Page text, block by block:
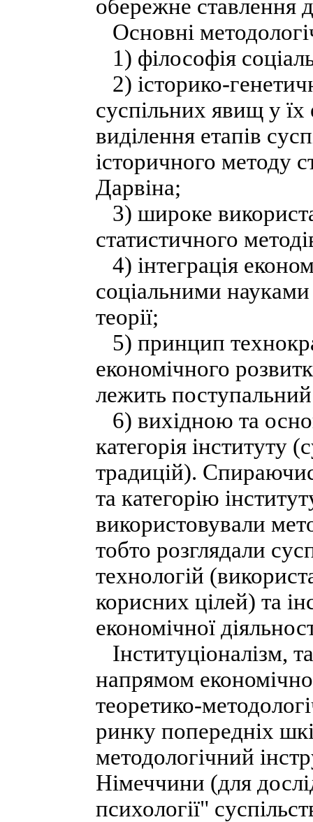
обережне ставлення
Основні
1) філософія
2) історико-
суспільних явищ у їх
виділення етапів
історичного методу
Дарвіна;
3) широке
статистичного
4) інтеграція
соціальними науками
теорії;
5) принцип
економічного
лежить
6) вихідною та
категорія інституту
традицій).
та категорію
використовували
тобто розглядали
технологій
корисних цілей) та
економічної
Інституціоналізм,
напрямом
теоретико-
ринку попередніх
методологічний
Німеччини (для
психології"